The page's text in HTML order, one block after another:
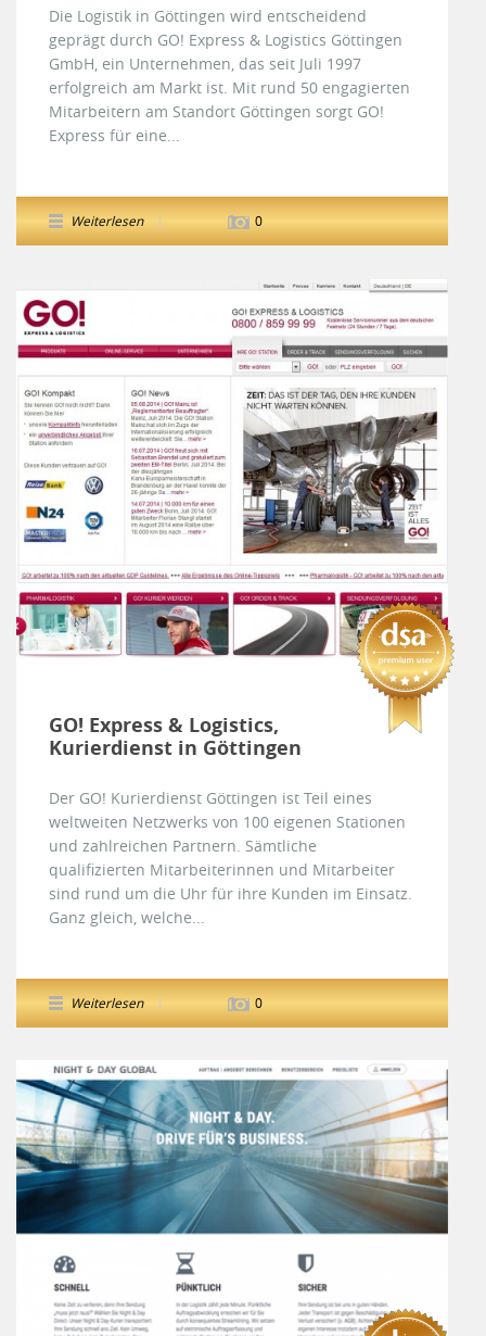
Die Logistik in Göttingen wird entscheidend
geprägt durch GO! Express & Logistics Göttingen
GmbH, ein Unternehmen, das seit Juli 1997
erfolgreich am Markt ist. Mit rund 50 engagierten
Mitarbeitern am Standort Göttingen sorgt GO!
Express für eine...
Weiterlesen 0
GO! Express & Logistics,
Kurierdienst in Göttingen
Der GO! Kurierdienst Göttingen ist Teil eines
weltweiten Netzwerks von 100 eigenen Stationen
und zahlreichen Partnern. Sämtliche
qualifizierten Mitarbeiterinnen und Mitarbeiter
sind rund um die Uhr für ihre Kunden im Einsatz.
Ganz gleich, welche...
Weiterlesen 0